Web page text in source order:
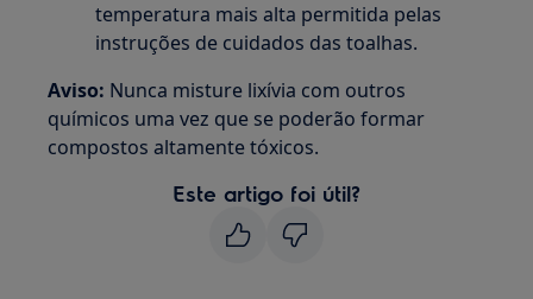
temperatura mais alta permitida pelas
instruções de cuidados das toalhas.
Aviso: Nunca misture lixívia com outros
químicos uma vez que se poderão formar
compostos altamente tóxicos.
Este artigo foi útil?